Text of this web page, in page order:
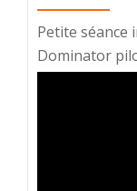
Petite séance
Dominator